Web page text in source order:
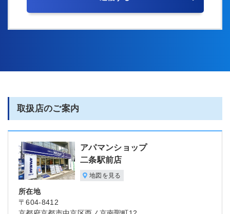
取扱店のご案内
アパマンショップ
二条駅前店
地図を見る
所在地
〒604-8412